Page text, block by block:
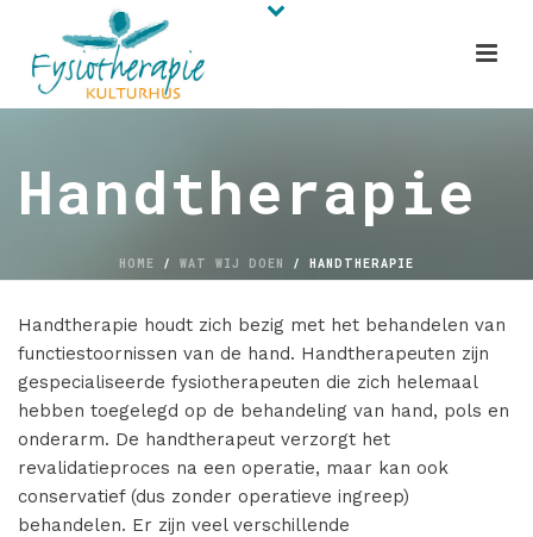
Handtherapie
HOME / WAT WIJ DOEN / HANDTHERAPIE
Handtherapie houdt zich bezig met het behandelen van
functiestoornissen van de hand. Handtherapeuten zijn
gespecialiseerde fysiotherapeuten die zich helemaal
hebben toegelegd op de behandeling van hand, pols en
onderarm. De handtherapeut verzorgt het
revalidatieproces na een operatie, maar kan ook
conservatief (dus zonder operatieve ingreep)
behandelen. Er zijn veel verschillende